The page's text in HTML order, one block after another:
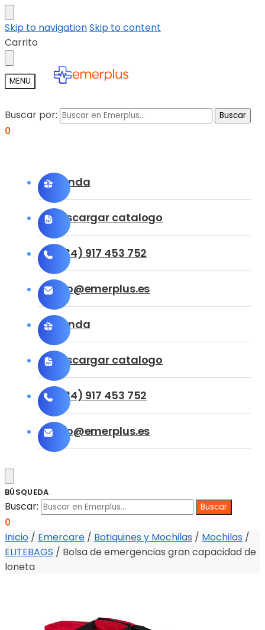
Skip to navigationSkip to content
Carrito
MENU
Buscar por: Buscar
0
Tienda
Descargar catalogo
(+34) 917 453 752
info@emerplus.es
Tienda
Descargar catalogo
(+34) 917 453 752
info@emerplus.es
BÚSQUEDA
Buscar:
0
Inicio / Emercare / Botiquines y Mochilas / Mochilas /
ELITEBAGS / Bolsa de emergencias gran capacidad de
loneta